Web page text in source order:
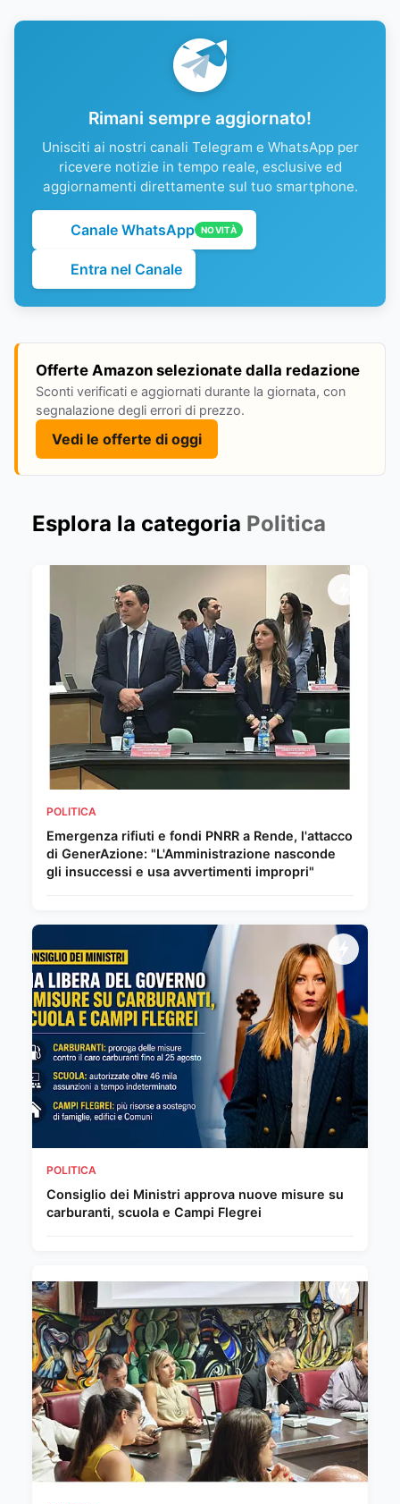
Rimani sempre aggiornato!
Unisciti ai nostri canali Telegram e WhatsApp per
ricevere notizie in tempo reale, esclusive ed
aggiornamenti direttamente sul tuo smartphone.
Canale WhatsApp NOVITÀ
Entra nel Canale
Offerte Amazon selezionate dalla redazione
Sconti verificati e aggiornati durante la giornata, con
segnalazione degli errori di prezzo.
Vedi le offerte di oggi
Esplora la categoria Politica
POLITICA
Emergenza rifiuti e fondi PNRR a Rende, l'attacco
di GenerAzione: "L'Amministrazione nasconde
gli insuccessi e usa avvertimenti impropri"
POLITICA
Consiglio dei Ministri approva nuove misure su
carburanti, scuola e Campi Flegrei